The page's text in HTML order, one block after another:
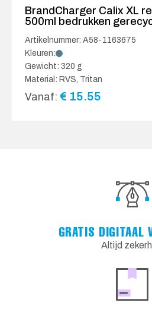
BrandCharger Calix XL
500ml bedrukken
Artikelnummer: A58-1163675
Kleuren:
Gewicht: 320 g
Material: RVS, Tritan
Vanaf: € 15.55
GRATIS DIGITAAL
Altijd